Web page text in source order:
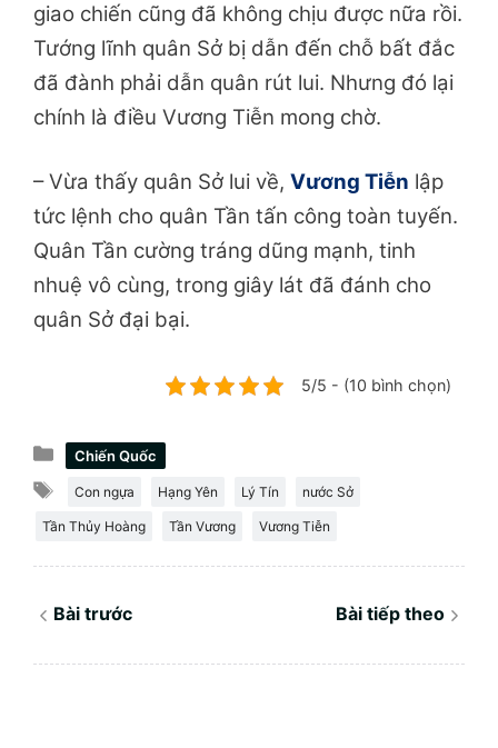
giao chiến cũng đã không chịu được nữa rồi.
Tướng lĩnh quân Sở bị dẫn đến chỗ bất đắc
đã đành phải dẫn quân rút lui. Nhưng đó lại
chính là điều Vương Tiễn mong chờ.
– Vừa thấy quân Sở lui về, Vương Tiễn lập
tức lệnh cho quân Tần tấn công toàn tuyến.
Quân Tần cường tráng dũng mạnh, tinh
nhuệ vô cùng, trong giây lát đã đánh cho
quân Sở đại bại.
5/5 - (10 bình chọn)
Danh
mục
Chiến Quốc
Thẻ
Con ngựa Hạng Yên Lý Tín nước Sở
Tần Thủy Hoàng Tần Vương Vương Tiễn